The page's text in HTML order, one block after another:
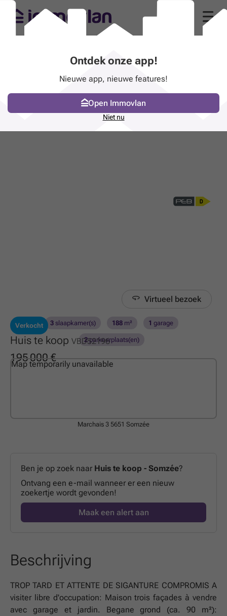
Huis te koop VBD52196
Verkocht
195 000 €
Virtueel bezoek
3slaapkamer(s) 188m² 1 garage
2parkeerplaats(en)
Map temporarily unavailable
Marchais 3 5651 Somzée
Ben je op zoek naar Huis te koop - Somzée?
Ontvang een e-mail wanneer er een nieuw
zoekertje wordt gevonden!
Maak een alert aan
Beschrijving
TROP TARD ET ATTENTE DE SIGANTURE COMPROMIS A
visiter libre d'occupation: Maison trois façades à vendre
avec garage et jardin. Begane grond (ca. 90 m²):
Ontdek onze app!
Nieuwe app, nieuwe features!
Open Immovlan
Niet nu